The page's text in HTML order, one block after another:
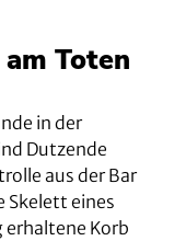
Toten
in der
Dutzende
aus der Bar
Skelett eines
erhaltene Korb